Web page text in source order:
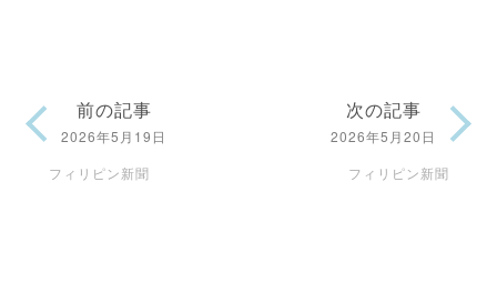
前の記事
2026年5月19日
フィリピン新聞
次の記事
2026年5月20日
フィリピン新聞